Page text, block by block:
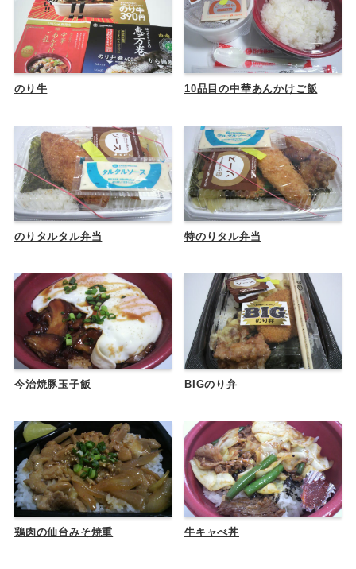
のり牛 10品目の中華あんかけご飯
のりタルタル弁当 特のりタル弁当
今治焼豚玉子飯 BIGのり弁
鶏肉の仙台みそ焼重 牛キャべ丼